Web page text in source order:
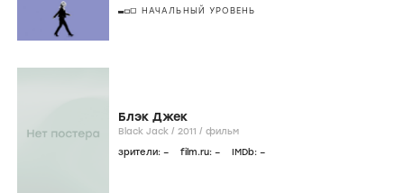
НАЧАЛЬНЫЙ УРОВЕНЬ
Блэк Джек
Black Jack / 2011 / фильм
зрители: – film.ru: – IMDb: –